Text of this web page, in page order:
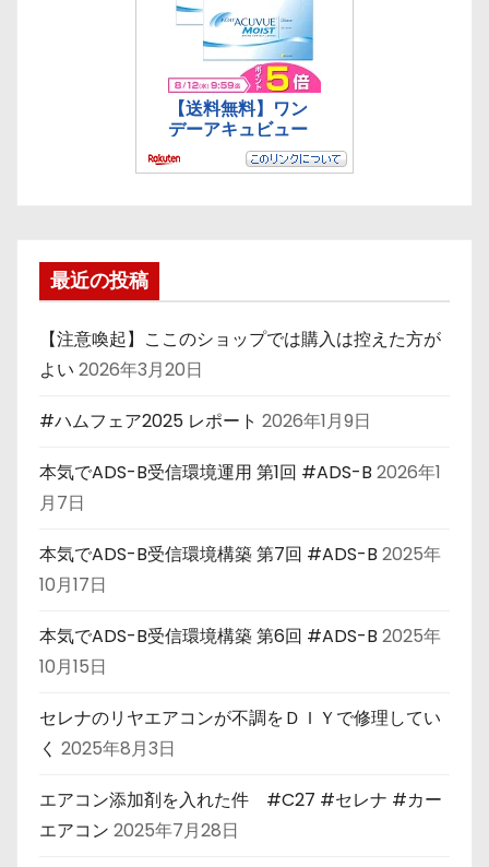
最近の投稿
【注意喚起】ここのショップでは購入は控えた方が
よい 2026年3月20日
#ハムフェア2025 レポート 2026年1月9日
本気でADS-B受信環境運用 第1回 #ADS-B 2026年1
月7日
本気でADS-B受信環境構築 第7回 #ADS-B 2025年
10月17日
本気でADS-B受信環境構築 第6回 #ADS-B 2025年
10月15日
セレナのリヤエアコンが不調をＤＩＹで修理してい
く 2025年8月3日
エアコン添加剤を入れた件 #C27 #セレナ #カー
エアコン 2025年7月28日